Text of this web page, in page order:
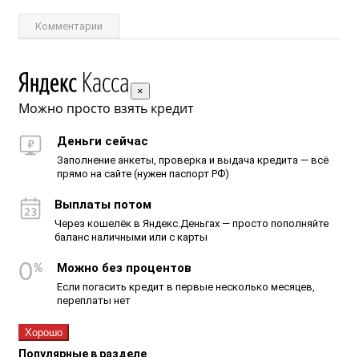
Комментарии
×
Можно просто взять кредит
Деньги сейчас
Заполнение анкеты, проверка и выдача кредита — всё
прямо на сайте (нужен паспорт РФ)
Выплаты потом
Через кошелёк в Яндекс.Деньгах — просто пополняйте
баланс наличными или с карты
Можно без процентов
Если погасить кредит в первые несколько месяцев,
переплаты нет
Хорошо
Популярные в разделе